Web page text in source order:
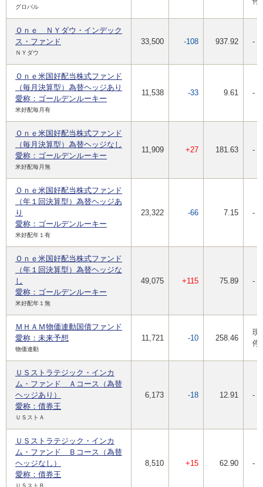
グロバル
Ｏｎｅ ＮＹダウ・インデック
ス・ファンド
ＮＹダウ
33,500 -108 937.92 -
Ｏｎｅ米国好配当株式ファンド
（毎月決算型）為替ヘッジあり
愛称：ゴールデンルーキー
米好配毎月有
11,538 -33 9.61 -
Ｏｎｅ米国好配当株式ファンド
（毎月決算型）為替ヘッジなし
愛称：ゴールデンルーキー
米好配毎月無
11,909 +27 181.63 -
Ｏｎｅ米国好配当株式ファンド
（年１回決算型）為替ヘッジあ
り
愛称：ゴールデンルーキー
米好配年１有
23,322 -66 7.15 -
Ｏｎｅ米国好配当株式ファンド
（年１回決算型）為替ヘッジな
し
愛称：ゴールデンルーキー
米好配年１無
49,075 +115 75.89 -
ＭＨＡＭ物価連動国債ファンド
愛称：未来予想
物価連動
11,721 -10 258.46
現
停
ＵＳストラテジック・インカ
ム・ファンド Ａコース（為替
ヘッジあり）
愛称：債券王
ＵＳストＡ
6,173 -18 12.91 -
ＵＳストラテジック・インカ
ム・ファンド Ｂコース（為替
ヘッジなし）
愛称：債券王
8,510 +15 62.90 -